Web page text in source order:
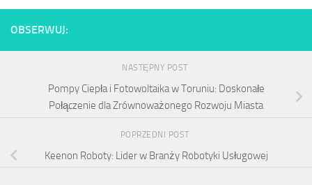
OBSERWUJ:
NASTĘPNY POST
Pompy Ciepła i Fotowoltaika w Toruniu: Doskonałe
Połączenie dla Zrównoważonego Rozwoju Miasta
POPRZEDNI POST
Keenon Roboty: Lider w Branży Robotyki Usługowej